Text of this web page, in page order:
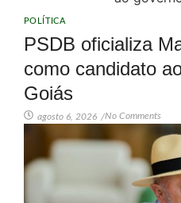
POLÍTICA
PSDB oficializa
como candidato
Goiás
agosto 6, 2026 /No Comments